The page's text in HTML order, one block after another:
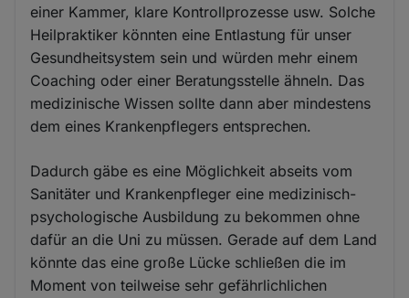
einer Kammer, klare Kontrollprozesse usw. Solche
Heilpraktiker könnten eine Entlastung für unser
Gesundheitsystem sein und würden mehr einem
Coaching oder einer Beratungsstelle ähneln. Das
medizinische Wissen sollte dann aber mindestens
dem eines Krankenpflegers entsprechen.
Dadurch gäbe es eine Möglichkeit abseits vom
Sanitäter und Krankenpfleger eine medizinisch-
psychologische Ausbildung zu bekommen ohne
dafür an die Uni zu müssen. Gerade auf dem Land
könnte das eine große Lücke schließen die im
Moment von teilweise sehr gefährlichlichen